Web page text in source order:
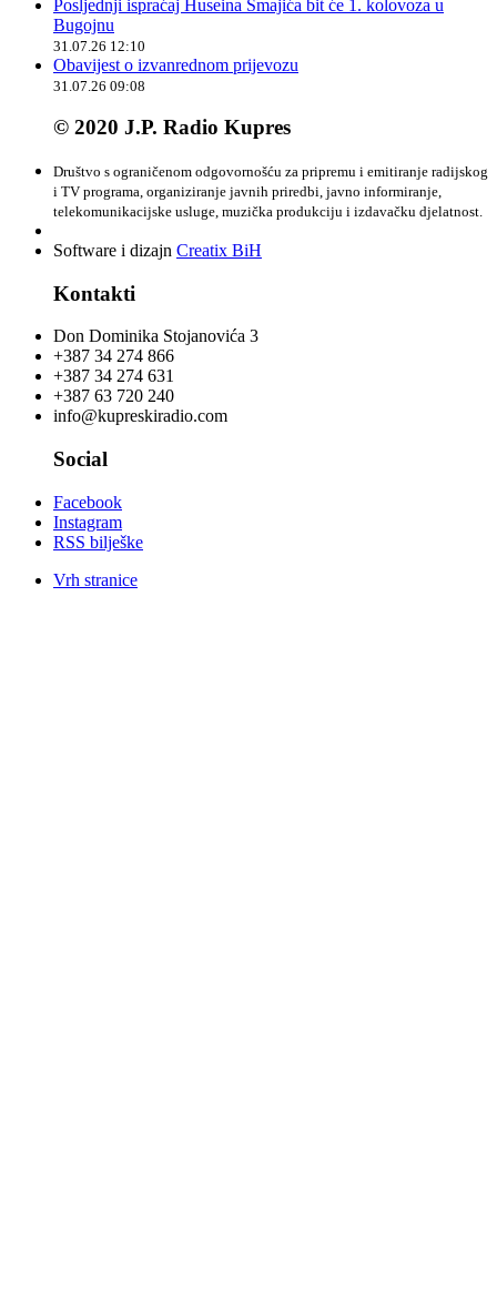
Posljednji ispraćaj Huseina Smajića bit će 1. kolovoza u
Bugojnu
31.07.26 12:10
Obavijest o izvanrednom prijevozu
31.07.26 09:08
© 2020 J.P. Radio Kupres
Društvo s ograničenom odgovornošću za pripremu i emitiranje radijskog
i TV programa, organiziranje javnih priredbi, javno informiranje,
telekomunikacijske usluge, muzička produkciju i izdavačku djelatnost.
Software i dizajn Creatix BiH
Kontakti
Don Dominika Stojanovića 3
+387 34 274 866
+387 34 274 631
+387 63 720 240
info@kupreskiradio.com
Social
Facebook
Instagram
RSS bilješke
Vrh stranice